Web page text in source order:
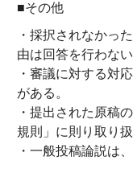
■その他
・採択されなかっ
由は回答を行わない
・審議に対する対
がある。
・提出された原稿
規則」に則り取り
・一般投稿論説は